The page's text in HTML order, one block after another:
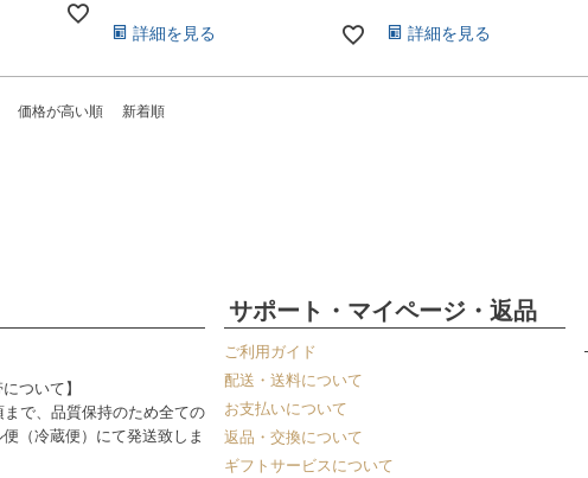
詳細を見る 詳細を見る
価格が高い順 新着順
ついて】
まで、品質保持のため全ての
（冷蔵便）にて発送致しま
サポート・マイページ・返品
ご利用ガイド
配送・送料について
お支払いについて
返品・交換について
ギフトサービスについて